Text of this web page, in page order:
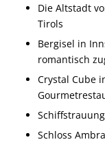
Die Altstadt
Tirols
Bergisel in
romantisch
Crystal Cube
Schloss